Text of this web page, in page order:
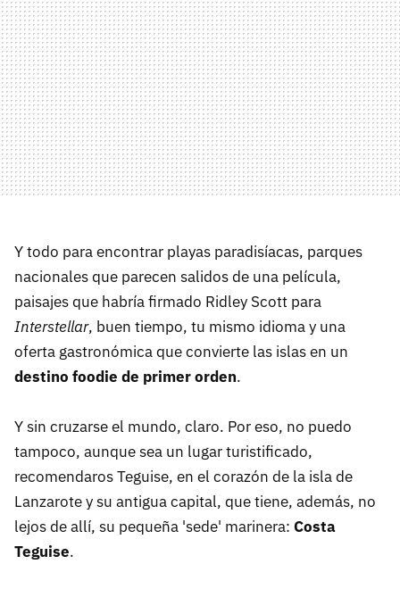
Y todo para encontrar playas paradisíacas, parques
nacionales que parecen salidos de una película,
paisajes que habría firmado Ridley Scott para
Interstellar, buen tiempo, tu mismo idioma y una
oferta gastronómica que convierte las islas en un
destino foodie de primer orden.
Y sin cruzarse el mundo, claro. Por eso, no puedo
tampoco, aunque sea un lugar turistificado,
recomendaros Teguise, en el corazón de la isla de
Lanzarote y su antigua capital, que tiene, además, no
lejos de allí, su pequeña 'sede' marinera: Costa
Teguise.